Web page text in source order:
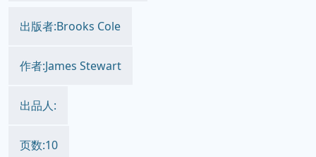
出版者:Brooks Cole
作者:James Stewart
出品人:
页数:10